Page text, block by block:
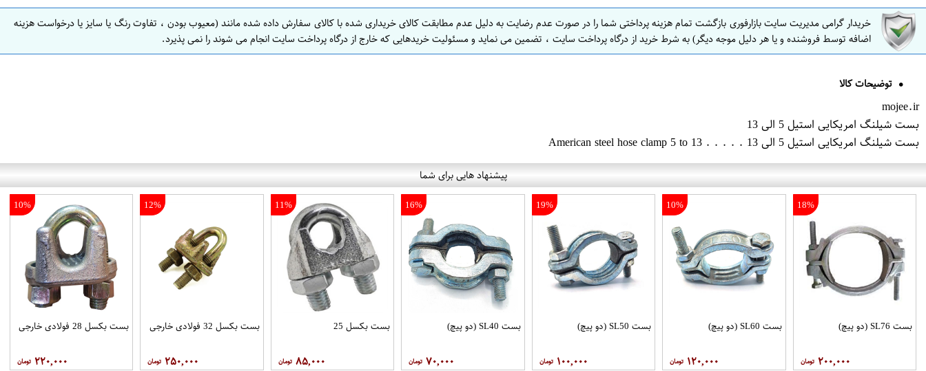
خریدار گرامی مدیریت سایت بازارفوری بازگشت تمام هزینه پرداختی شما را در صورت عدم رضایت به دلیل عدم مطابقت کالای خریداری شده با کالای سفارش داده شده مانند (معیوب بودن ، تفاوت رنگ یا سایز یا درخواست هزینه
اضافه توسط فروشنده و یا هر دلیل موجه دیگر) به شرط خرید از درگاه پرداخت سایت ، تضمین می نماید و مسئولیت خریدهایی که خارج از درگاه پرداخت سایت انجام می شوند را نمی پذیرد.
توضیحات کالا
mojee.ir
بست شیلنگ امریکایی استیل 5 الی 13
بست شیلنگ امریکایی استیل 5 الی 13 . . . . . American steel hose clamp 5 to 13
پیشنهاد هایی برای شما
18%
بست SL76 (دو پیچ)
۲۰۰,۰۰۰
10%
بست SL60 (دو پیچ)
۱۲۰,۰۰۰
19%
بست SL50 (دو پیچ)
۱۰۰,۰۰۰
16%
بست SL40 (دو پیچ)
۷۰,۰۰۰
11%
بست بکسل 25
۸۵,۰۰۰
12%
بست بکسل 32 فولادی خارجی
۲۵۰,۰۰۰
10%
بست بکسل 28 فولادی خارجی
۲۲۰,۰۰۰